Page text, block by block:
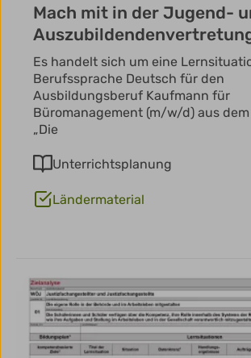
Mach mit in der Jugend-
Es handelt sich um eine
Berufssprache Deutsch für den
Ausbildungsberuf Kaufmann für
Büromanagement (m/w/d) aus
„Die
Unterrichtsplanung
Ländermaterial